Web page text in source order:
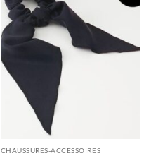
Ajouter
CHAUSSURES-ACCESSOIRES